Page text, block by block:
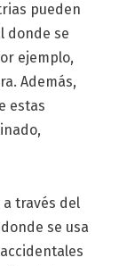
pueden
donde se
ejemplo,
Además,
estas
través del
se usa